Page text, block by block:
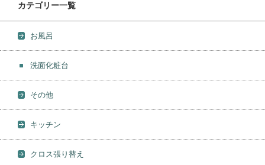
カテゴリー一覧
お風呂
洗面化粧台
その他
キッチン
クロス張り替え